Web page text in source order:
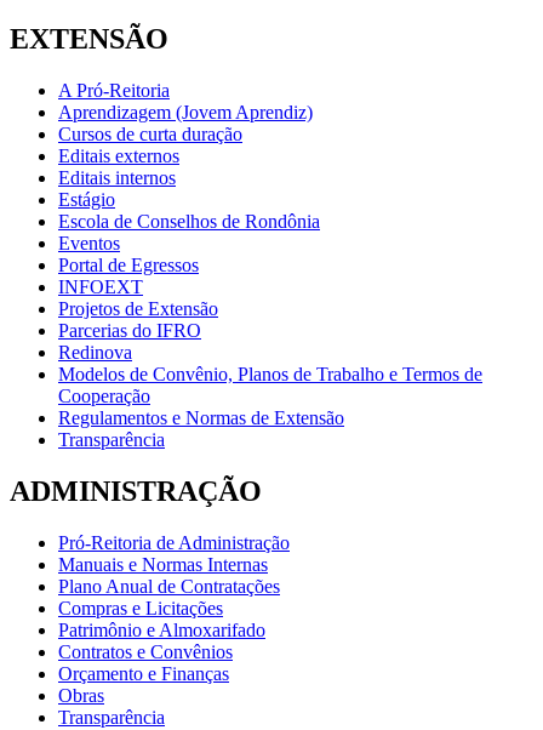
EXTENSÃO
A Pró-Reitoria
Aprendizagem (Jovem Aprendiz)
Cursos de curta duração
Editais externos
Editais internos
Estágio
Escola de Conselhos de Rondônia
Eventos
Portal de Egressos
INFOEXT
Projetos de Extensão
Parcerias do IFRO
Redinova
Modelos de Convênio, Planos de Trabalho e Termos de
Cooperação
Regulamentos e Normas de Extensão
Transparência
ADMINISTRAÇÃO
Pró-Reitoria de Administração
Manuais e Normas Internas
Plano Anual de Contratações
Compras e Licitações
Patrimônio e Almoxarifado
Contratos e Convênios
Orçamento e Finanças
Obras
Transparência